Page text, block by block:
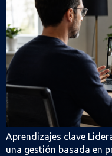
Aprendizajes clave
una gestión basada en